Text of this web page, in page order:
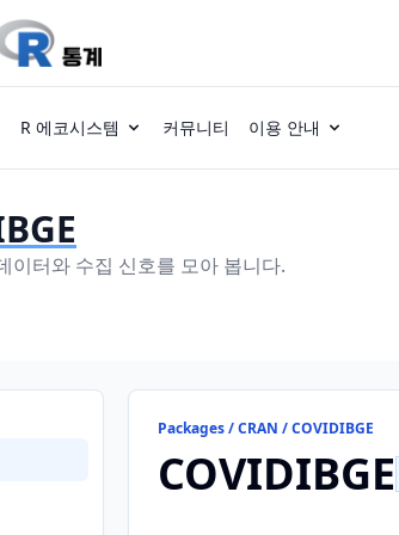
R 에코시스템 커뮤니티 이용 안내
이터와 수집 신호를 모아 봅니다.
Packages / CRAN / COVIDIBGE
COVIDIBGE